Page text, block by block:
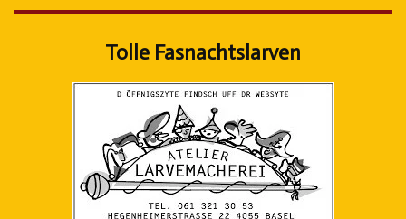
Tolle Fasnachtslarven